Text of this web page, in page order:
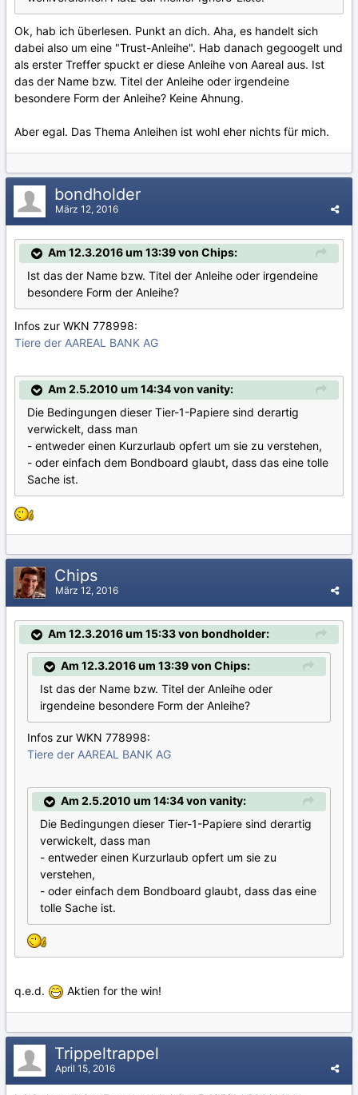
Ok, hab ich überlesen. Punkt an dich. Aha, es handelt sich
dabei also um eine "Trust-Anleihe". Hab danach gegoogelt und
als erster Treffer spuckt er diese Anleihe von Aareal aus. Ist
das der Name bzw. Titel der Anleihe oder irgendeine
besondere Form der Anleihe? Keine Ahnung.
Aber egal. Das Thema Anleihen ist wohl eher nichts für mich.
bondholder
März 12, 2016
Am 12.3.2016 um 13:39 von Chips:
Ist das der Name bzw. Titel der Anleihe oder irgendeine
besondere Form der Anleihe?
Infos zur WKN 778998:
Tiere der AAREAL BANK AG
Am 2.5.2010 um 14:34 von vanity:
Die Bedingungen dieser Tier-1-Papiere sind derartig
verwickelt, dass man
- entweder einen Kurzurlaub opfert um sie zu verstehen,
- oder einfach dem Bondboard glaubt, dass das eine tolle
Sache ist.
Chips
März 12, 2016
Am 12.3.2016 um 15:33 von bondholder:
Am 12.3.2016 um 13:39 von Chips:
Ist das der Name bzw. Titel der Anleihe oder
irgendeine besondere Form der Anleihe?
Infos zur WKN 778998:
Tiere der AAREAL BANK AG
Am 2.5.2010 um 14:34 von vanity:
Die Bedingungen dieser Tier-1-Papiere sind derartig
verwickelt, dass man
- entweder einen Kurzurlaub opfert um sie zu
verstehen,
- oder einfach dem Bondboard glaubt, dass das eine
tolle Sache ist.
q.e.d. Aktien for the win!
Trippeltrappel
April 15, 2016